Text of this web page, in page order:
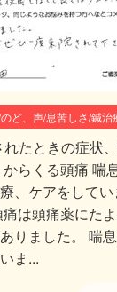
ど、声/息苦しさ/鍼治
たときの症状
からくる頭痛 喘
、ケアをして
は頭痛薬にた
りました。 喘
ま...